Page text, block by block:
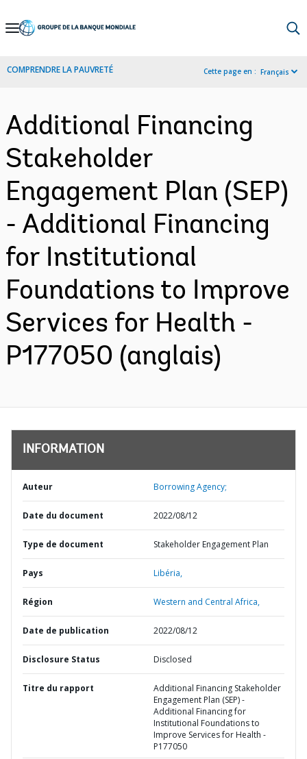
Skip
Navigation
COMPRENDRE LA PAUVRETÉ Cette page en : Français
Additional Financing
Stakeholder
Engagement Plan (SEP)
- Additional Financing
for Institutional
Foundations to Improve
Services for Health -
P177050 (anglais)
INFORMATION
Auteur Borrowing Agency;
Date du document 2022/08/12
Type de document Stakeholder Engagement Plan
Pays Libéria,
Région Western and Central Africa,
Date de publication 2022/08/12
Disclosure Status Disclosed
Titre du rapport
Additional Financing Stakeholder
Engagement Plan (SEP) -
Additional Financing for
Institutional Foundations to
Improve Services for Health -
P177050